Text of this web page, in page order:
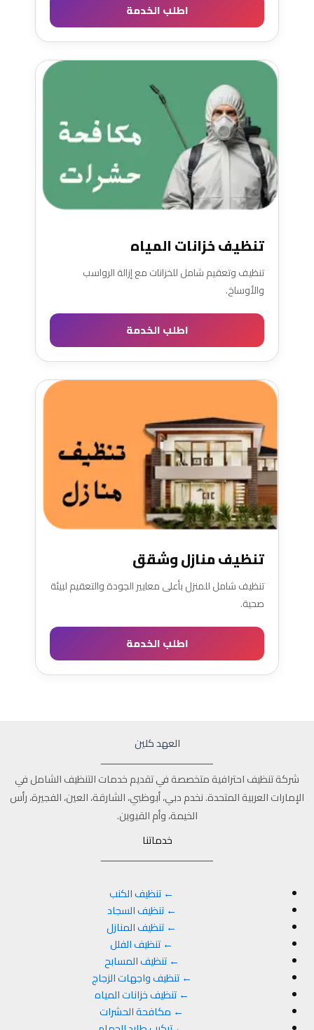
اطلب الخدمة
تنظيف خزانات المياه
تنظيف وتعقيم شامل للخزانات مع إزالة الرواسب
والأوساخ.
اطلب الخدمة
تنظيف منازل وشقق
تنظيف شامل للمنزل بأعلى معايير الجودة والتعقيم لبيئة
صحية.
اطلب الخدمة
العهد كلين
ــــــــــــــــــــــــــــــــــــــــ
شركة تنظيف احترافية متخصصة في تقديم خدمات التنظيف الشامل في
الإمارات العربية المتحدة. نخدم دبي، أبوظبي، الشارقة، العين، الفجيرة، رأس
الخيمة، وأم القيوين.
خدماتنا
ــــــــــــــــــــــــــــــــــــــــ
← تنظيف الكنب
← تنظيف السجاد
← تنظيف المنازل
← تنظيف الفلل
← تنظيف المسابح
← تنظيف واجهات الزجاج
← تنظيف خزانات المياه
← مكافحة الحشرات